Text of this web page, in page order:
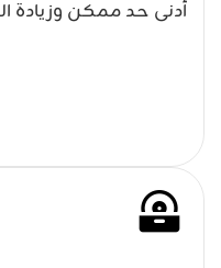
أدنى حد ممكن وزيادة